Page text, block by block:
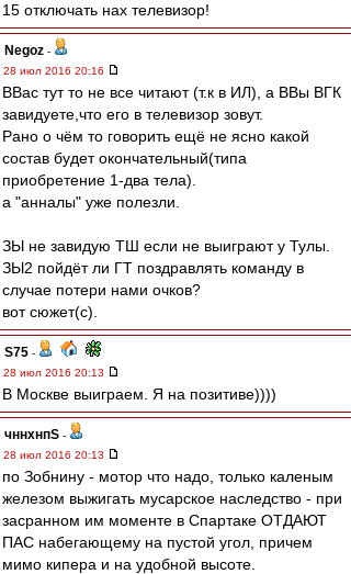
15 отключать нах телевизор!
Negoz -
28 июл 2016 20:16
ВВас тут то не все читают (т.к в ИЛ), а ВВы ВГК
завидуете,что его в телевизор зовут.
Рано о чём то говорить ещё не ясно какой
состав будет окончательный(типа
приобретение 1-два тела).
а "анналы" уже полезли.
ЗЫ не завидую ТШ если не выиграют у Тулы.
ЗЫ2 пойдёт ли ГТ поздравлять команду в
случае потери нами очков?
вот сюжет(с).
S75 -
28 июл 2016 20:13
В Москве выиграем. Я на позитиве))))
чннхнпS -
28 июл 2016 20:13
по Зобнину - мотор что надо, только каленым
железом выжигать мусарское наследство - при
засранном им моменте в Спартаке ОТДАЮТ
ПАС набегающему на пустой угол, причем
мимо кипера и на удобной высоте.